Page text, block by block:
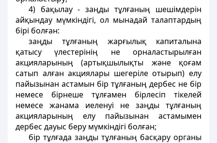
4) бақылау - заңды тұлғаның шешiмдерiн
айқындау мүмкiндiгi, ол мынадай талаптардың
бiрi болған:
заңды тұлғаның жарғылық капиталына
қатысу үлестерiнiң не орналастырылған
акцияларының (артықшылықты және қоғам
сатып алған акциялары шегерiле отырып) елу
пайызынан астамын бiр тұлғаның дербес не бiр
немесе бiрнеше тұлғамен бiрлесiп тiкелей
немесе жанама иеленуi не заңды тұлғаның
акцияларының елу пайызынан астамымен
дербес дауыс беру мүмкiндiгi болған;
бiр тұлғада заңды тұлғаның басқару органы